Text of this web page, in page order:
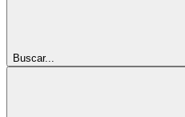
Buscar...